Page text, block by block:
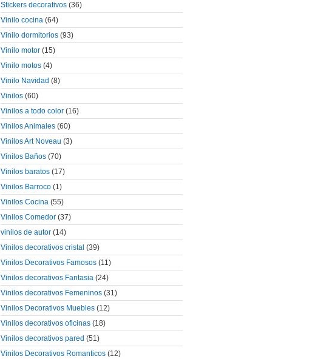
Stickers decorativos (36)
Vinilo cocina (64)
Vinilo dormitorios (93)
Vinilo motor (15)
Vinilo motos (4)
Vinilo Navidad (8)
Vinilos (60)
Vinilos a todo color (16)
Vinilos Animales (60)
Vinilos Art Noveau (3)
Vinilos Baños (70)
Vinilos baratos (17)
Vinilos Barroco (1)
Vinilos Cocina (55)
Vinilos Comedor (37)
vinilos de autor (14)
Vinilos decorativos cristal (39)
Vinilos Decorativos Famosos (11)
Vinilos decorativos Fantasia (24)
Vinilos decorativos Femeninos (31)
Vinilos Decorativos Muebles (12)
Vinilos decorativos oficinas (18)
Vinilos decorativos pared (51)
Vinilos Decorativos Romanticos (12)